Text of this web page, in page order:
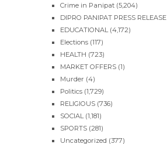
Crime in Panipat (5,204)
DIPRO PANIPAT PRESS RELEASE
EDUCATIONAL (4,172)
Elections (117)
HEALTH (723)
MARKET OFFERS (1)
Murder (4)
Politics (1,729)
RELIGIOUS (736)
SOCIAL (1,181)
SPORTS (281)
Uncategorized (377)